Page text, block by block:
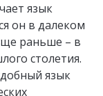
язык
он в далеком
раньше – в
столетия.
язык